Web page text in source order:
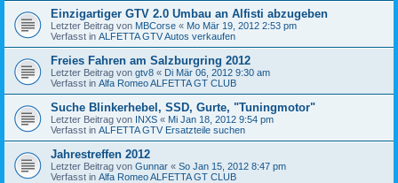
Einzigartiger GTV 2.0 Umbau an Alfisti abzugeben
Letzter Beitrag von MBCorse « Mo Mär 19, 2012 2:53 pm
Verfasst in ALFETTA GTV Autos verkaufen
Freies Fahren am Salzburgring 2012
Letzter Beitrag von gtv8 « Di Mär 06, 2012 9:30 am
Verfasst in Alfa Romeo ALFETTA GT CLUB
Suche Blinkerhebel, SSD, Gurte, "Tuningmotor"
Letzter Beitrag von INXS « Mi Jan 18, 2012 9:54 pm
Verfasst in ALFETTA GTV Ersatzteile suchen
Jahrestreffen 2012
Letzter Beitrag von Gunnar « So Jan 15, 2012 8:47 pm
Verfasst in Alfa Romeo ALFETTA GT CLUB